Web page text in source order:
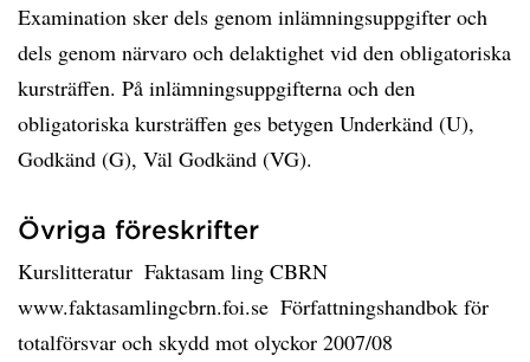
Examination sker dels genom inlämningsuppgifter och
dels genom närvaro och delaktighet vid den obligatoriska
kursträffen. På inlämningsuppgifterna och den
obligatoriska kursträffen ges betygen Underkänd (U),
Godkänd (G), Väl Godkänd (VG).
Övriga föreskrifter
Kurslitteratur  Faktasam ling CBRN
www.faktasamlingcbrn.foi.se  Författningshandbok för
totalförsvar och skydd mot olyckor 2007/08